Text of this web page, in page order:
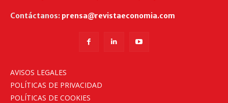
Contáctanos: prensa@revistaeconomia.com
AVISOS LEGALES
POLÍTICAS DE PRIVACIDAD
POLÍTICAS DE COOKIES